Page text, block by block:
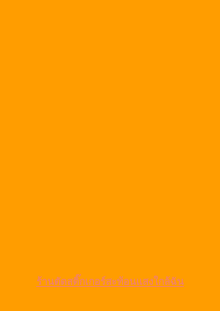
ร้านตัดสติ๊กเกอร์สะท้อนแสงใกล้ฉัน